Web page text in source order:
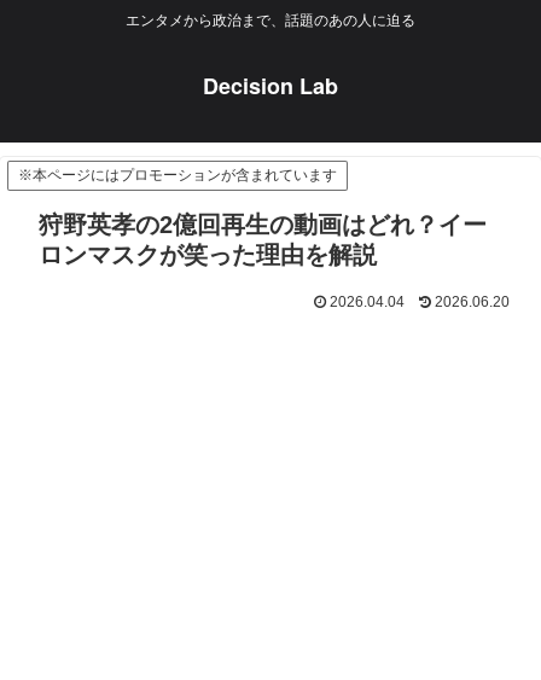
エンタメから政治まで、話題のあの人に迫る
Decision Lab
※本ページにはプロモーションが含まれています
狩野英孝の2億回再生の動画はどれ？イー
ロンマスクが笑った理由を解説
2026.04.04 2026.06.20